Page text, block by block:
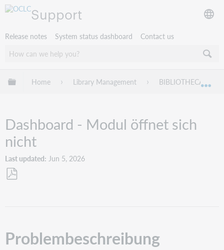
Support
Release notes System status dashboard Contact us
Expand/collapse global hierarchy
Home Library Management BIBLIOTHECA
Dashboard - Modul öffnet sich
nicht
Last updated Jun 5, 2026
Problembeschreibung